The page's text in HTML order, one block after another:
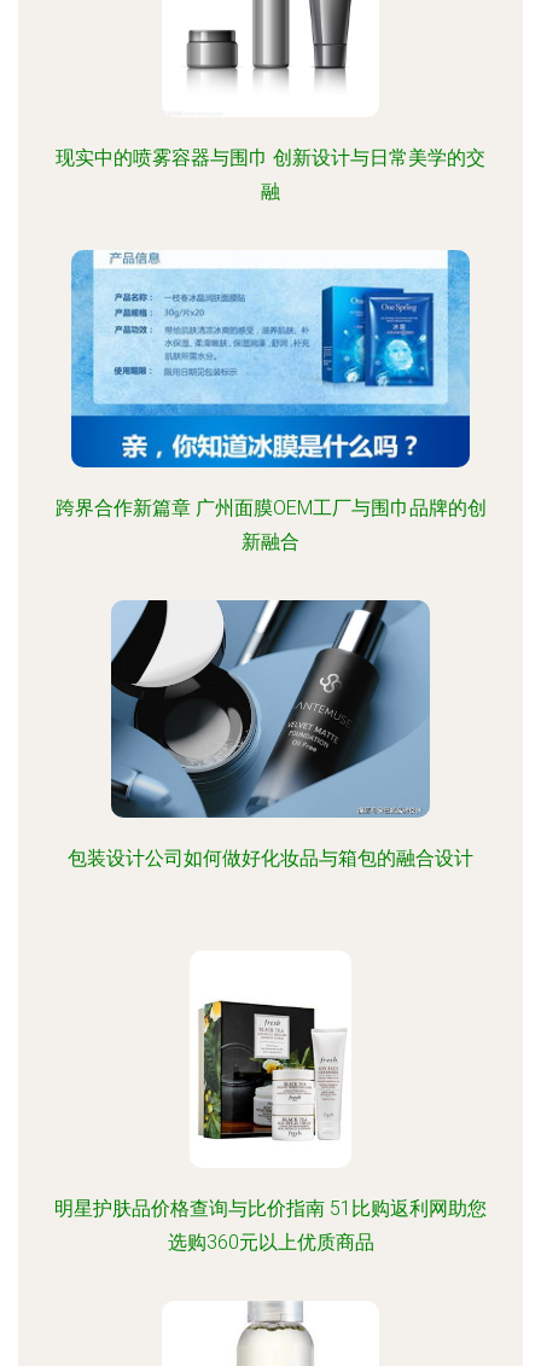
现实中的喷雾容器与围巾 创新设计与日常美学的交
融
跨界合作新篇章 广州面膜OEM工厂与围巾品牌的创
新融合
包装设计公司如何做好化妆品与箱包的融合设计
明星护肤品价格查询与比价指南 51比购返利网助您
选购360元以上优质商品